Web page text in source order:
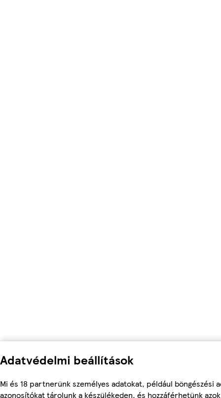
Adatvédelmi beállítások
Mi és 18 partnerünk személyes adatokat, például böngészési
azonosítókat tárolunk a készülékeden, és hozzáférhetünk